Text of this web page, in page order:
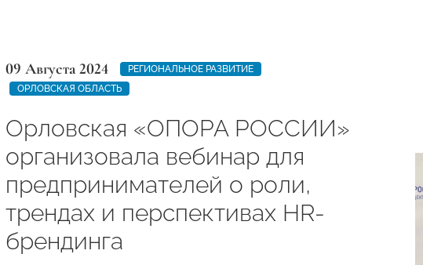
09 Августа 2024
РЕГИОНАЛЬНОЕ РАЗВИТИЕ
ОРЛОВСКАЯ ОБЛАСТЬ
Орловская «ОПОРА РОССИИ»
организовала вебинар для
предпринимателей о роли,
трендах и перспективах HR-
брендинга